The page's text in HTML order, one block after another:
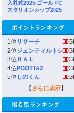
入札式2025-ゴールドC
スタリオンカップ2025
1位 リサーチ
GI
2位ジェンティルトシ
GI
3位 ＨＡＬ
GI
4位 PGOTTA2
GI
5位 しのくん
GI
【 さらに表示】